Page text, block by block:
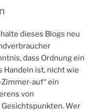
dieses Blogs neu
dass Ordnung ein
Handeln ist, nicht wie
auf“ ein
von
Wer